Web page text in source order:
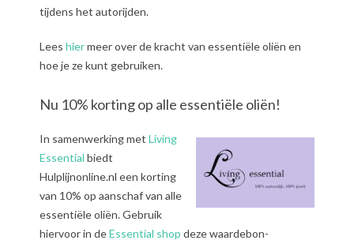
tijdens het autorijden.
Lees hiermeer over de kracht van essentiële oliën en
hoe je ze kunt gebruiken.
Nu 10% korting op alle essentiële oliën!
In samenwerking met Living
Essential biedt
Hulplijnonline.nl een korting
van 10% op aanschaf van alle
essentiële oliën. Gebruik
hiervoor in deEssential shop deze waardebon-